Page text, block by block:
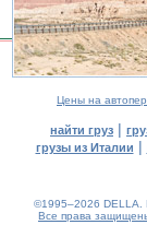
Цены на
найти груз |
грузы из Италии |
©1995–2026 DELLA.
Все права